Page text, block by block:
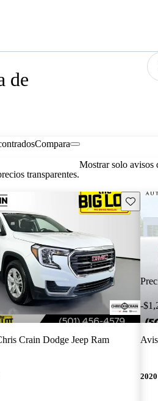
de
Compara
transparentes.
Mostrar solo avisos
Guarda
Crain Dodge Jeep Ram
-